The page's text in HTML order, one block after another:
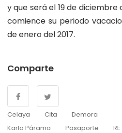
y que será el 19 de
comience su periodo
de enero del 2017.
Comparte
Celaya Cita
Demora
Karla Páramo
Pasaporte
RE